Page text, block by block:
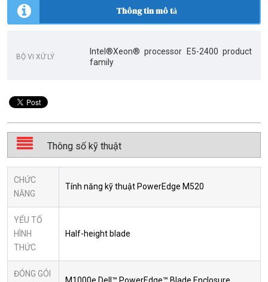
Thông tin mô tả
BỘ VI XỬ LÝ
Intel®Xeon® processor E5-2400 product
family
Thông số kỹ thuật
CHỨC
NĂNG
Tính năng kỹ thuật PowerEdge M520
YẾU TỐ
HÌNH
THỨC
Half-height blade
ĐÓNG GÓI